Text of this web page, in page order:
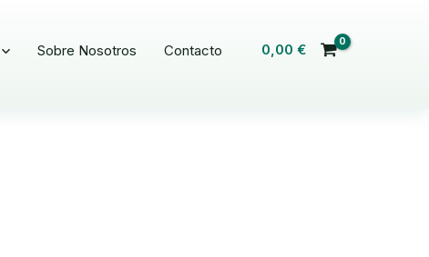
Sobre Nosotros Contacto 0,00 €